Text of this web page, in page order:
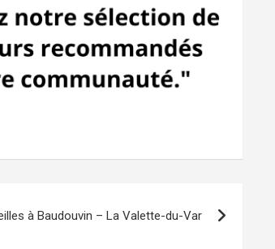
à Baudouvin – La Valette-du-Var